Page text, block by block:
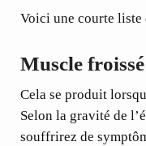
Voici une courte liste
Muscle
Cela se produit
Selon la gravité de
souffrirez de